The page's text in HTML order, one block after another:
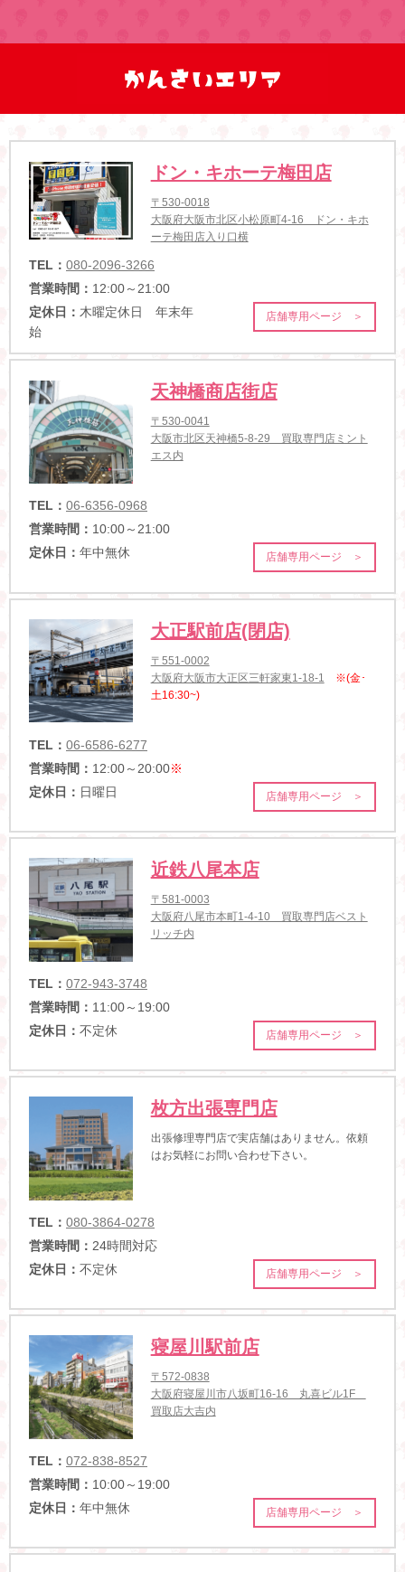
ドン・キホーテ梅田店
〒530-0018
大阪府大阪市北区小松原町4-16 ドン・キホ
ーテ梅田店入り口横
TEL： 080-2096-3266
営業時間： 12:00～21:00
定休日： 木曜定休日 年末年
始
店舗専用ページ ＞
天神橋商店街店
〒530-0041
大阪市北区天神橋5-8-29 買取専門店ミント
エス内
TEL： 06-6356-0968
営業時間： 10:00～21:00
定休日： 年中無休 店舗専用ページ ＞
大正駅前店(閉店)
〒551-0002
大阪府大阪市大正区三軒家東1-18-1
※(金･
土16:30~)
TEL： 06-6586-6277
営業時間： 12:00～20:00※
定休日： 日曜日 店舗専用ページ ＞
近鉄八尾本店
〒581-0003
大阪府八尾市本町1-4-10 買取専門店ベスト
リッチ内
TEL： 072-943-3748
営業時間： 11:00～19:00
定休日： 不定休 店舗専用ページ ＞
枚方出張専門店
出張修理専門店で実店舗はありません。依頼
はお気軽にお問い合わせ下さい。
TEL： 080-3864-0278
営業時間： 24時間対応
定休日： 不定休 店舗専用ページ ＞
寝屋川駅前店
〒572-0838
大阪府寝屋川市八坂町16-16 丸喜ビル1F
買取店大吉内
TEL： 072-838-8527
営業時間： 10:00～19:00
定休日： 年中無休 店舗専用ページ ＞